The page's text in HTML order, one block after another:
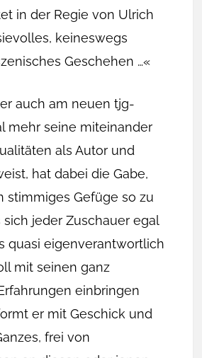
in der Regie von Ulrich
keineswegs
Geschehen …«
auch am neuen tjg-
mehr seine miteinander
als Autor und
hat dabei die Gabe,
stimmiges Gefüge so zu
sich jeder Zuschauer egal
quasi eigenverantwortlich
mit seinen ganz
einbringen
er mit Geschick und
frei von